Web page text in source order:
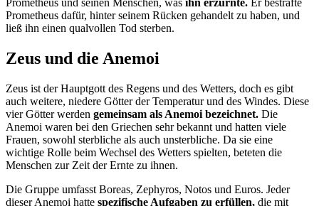
Prometheus dafür, hinter seinem Rücken gehandelt zu haben, und
ließ ihn einen qualvollen Tod sterben.
Zeus und die Anemoi
Zeus ist der Hauptgott des Regens und des Wetters, doch es gibt
auch weitere, niedere Götter der Temperatur und des Windes. Diese
vier Götter werden gemeinsam als Anemoi bezeichnet. Die
Anemoi waren bei den Griechen sehr bekannt und hatten viele
Frauen, sowohl sterbliche als auch unsterbliche. Da sie eine
wichtige Rolle beim Wechsel des Wetters spielten, beteten die
Menschen zur Zeit der Ernte zu ihnen.
Die Gruppe umfasst Boreas, Zephyros, Notos und Euros. Jeder
dieser Anemoi hatte spezifische Aufgaben zu erfüllen, die mit